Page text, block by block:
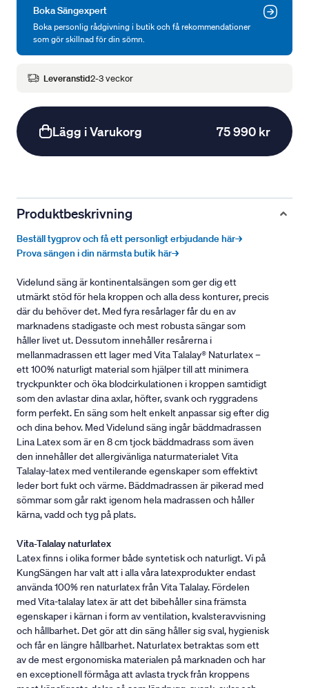
Boka Sängexpert
Boka personlig rådgivning i butik och få rekommendationer
som gör skillnad för din sömn.
Leveranstid2-3 veckor
Lägg i Varukorg 75 990 kr
Produktbeskrivning
Beställ tygprov och få ett personligt erbjudande här→
Prova sängen i din närmsta butik här→
Videlund säng är kontinentalsängen som ger dig ett
utmärkt stöd för hela kroppen och alla dess konturer, precis
där du behöver det. Med fyra resårlager får du en av
marknadens stadigaste och mest robusta sängar som
håller livet ut. Dessutom innehåller resårerna i
mellanmadrassen ett lager med Vita Talalay® Naturlatex –
ett 100% naturligt material som hjälper till att minimera
tryckpunkter och öka blodcirkulationen i kroppen samtidigt
som den avlastar dina axlar, höfter, svank och ryggradens
form perfekt. En säng som helt enkelt anpassar sig efter dig
och dina behov. Med Videlund säng ingår bäddmadrassen
Lina Latex som är en 8 cm tjock bäddmadrass som även
den innehåller det allergivänliga naturmaterialet Vita
Talalay-latex med ventilerande egenskaper som effektivt
leder bort fukt och värme. Bäddmadrassen är pikerad med
sömmar som går rakt igenom hela madrassen och håller
kärna, vadd och tyg på plats.
Vita-Talalay naturlatex
Latex finns i olika former både syntetisk och naturligt. Vi på
KungSängen har valt att i alla våra latexprodukter endast
använda 100% ren naturlatex från Vita Talalay. Fördelen
med Vita-talalay latex är att det bibehåller sina främsta
egenskaper i kärnan i form av ventilation, kvalsteravvisning
och hållbarhet. Det gör att din säng håller sig sval, hygienisk
och får en längre hållbarhet. Naturlatex betraktas som ett
av de mest ergonomiska materialen på marknaden och har
en exceptionell förmåga att avlasta tryck från kroppens